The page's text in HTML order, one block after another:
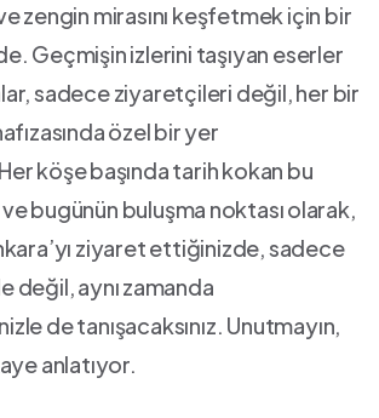
zengin‍ mirasını​ keşfetmek için​ bir
Geçmişin izlerini taşıyan eserler
sadece ziyaretçileri değil, her bir
özel⁣ bir yer
köşe ⁣başında tarih kokan ⁢bu
bugünün buluşma⁣ noktası⁤ olarak,
ziyaret ettiğinizde, sadece⁢
değil, aynı⁢ zamanda
de tanışacaksınız. ‍Unutmayın,
anlatıyor.